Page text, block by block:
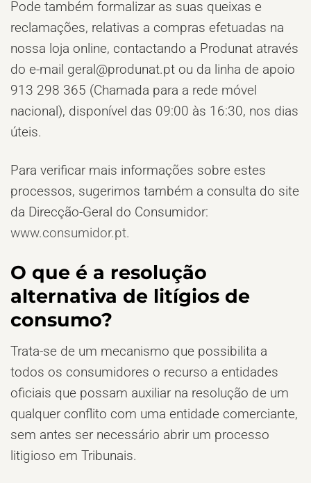
Pode também formalizar as suas queixas e
reclamações, relativas a compras efetuadas na
nossa loja online, contactando a Produnat através
do e-mail geral@produnat.pt ou da linha de apoio
913 298 365 (Chamada para a rede móvel
nacional), disponível das 09:00 às 16:30, nos dias
úteis.
Para verificar mais informações sobre estes
processos, sugerimos também a consulta do site
da Direcção-Geral do Consumidor:
www.consumidor.pt.
O que é a resolução
alternativa de litígios de
consumo?
Trata-se de um mecanismo que possibilita a
todos os consumidores o recurso a entidades
oficiais que possam auxiliar na resolução de um
qualquer conflito com uma entidade comerciante,
sem antes ser necessário abrir um processo
litigioso em Tribunais.